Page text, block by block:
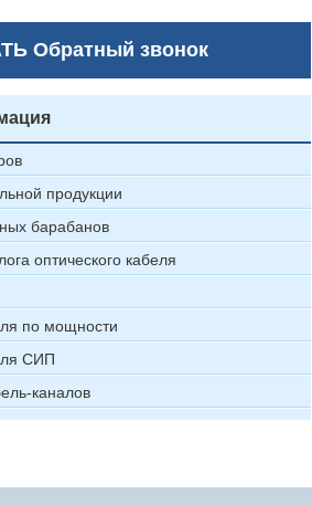
Обратный звонок
продукции
барабанов
оптического кабеля
по мощности
СИП
каналов